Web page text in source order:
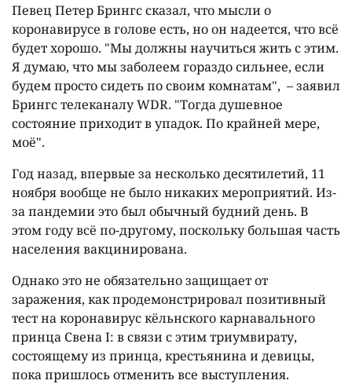
Певец Петер Брингс сказал, что мысли о
коронавирусе в голове есть, но он надеется, что всё
будет хорошо. "Мы должны научиться жить с этим.
Я думаю, что мы заболеем гораздо сильнее, если
будем просто сидеть по своим комнатам", – заявил
Брингс телеканалу WDR. "Тогда душевное
состояние приходит в упадок. По крайней мере,
моё".
Год назад, впервые за несколько десятилетий, 11
ноября вообще не было никаких мероприятий. Из-
за пандемии это был обычный будний день. В
этом году всё по-другому, поскольку большая часть
населения вакцинирована.
Однако это не обязательно защищает от
заражения, как продемонстрировал позитивный
тест на коронавирус кёльнского карнавального
принца Свена I: в связи с этим триумвирату,
состоящему из принца, крестьянина и девицы,
пока пришлось отменить все выступления.